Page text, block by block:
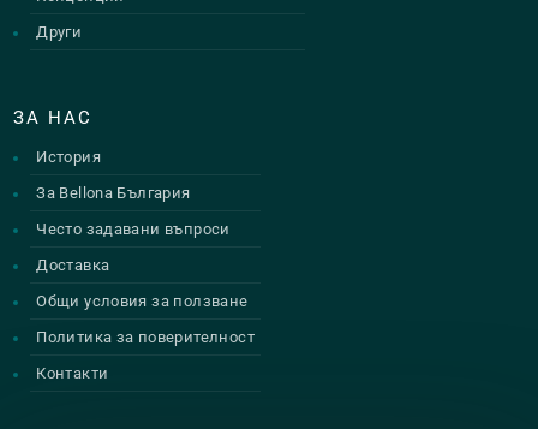
Други
ЗА НАС
История
За Bellona България
Често задавани въпроси
Доставка
Общи условия за ползване
Политика за поверителност
Контакти